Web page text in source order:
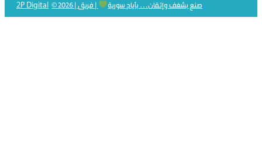
2P Digital © 2026 | صنع بشغف وإتقان… بأيادٍ سورية | فريق